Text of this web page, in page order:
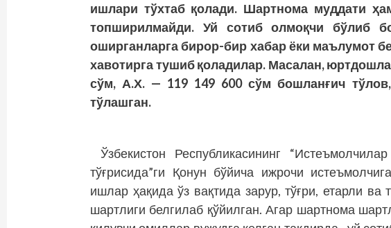
ишлари тўхтаб қолади. Шартнома муддати
топширилмайди. Уй сотиб олмоқчи бўлиб
оширганларга бирор-бир хабар ёки маълумот
хавотирга тушиб қоладилар. Масалан,
сўм, А.Х. — 119 149 600 сўм бошланғич
тўлашган.
Ўзбекистон Республикасининг
тўғрисида”ги Қонун бў­йича ижрочи
ишлар ҳақида ўз вақтида зарур, тўғри, етарли
шартлиги белгилаб қўйилган. Агар шартнома